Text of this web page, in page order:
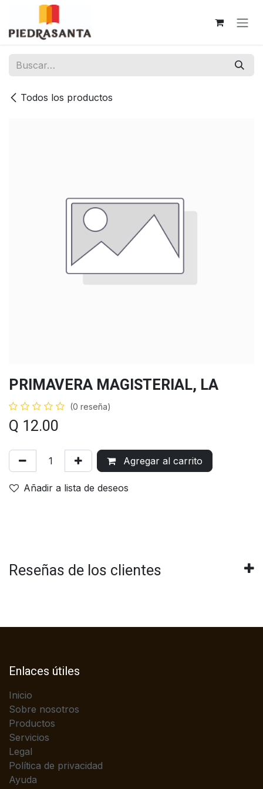
Ir al contenido
Todos los productos
PRIMAVERA MAGISTERIAL, LA
(0 reseña)
Q 12.00
Agregar al carrito
Añadir a lista de deseos
Reseñas de los clientes
Enlaces útiles
Inicio
Sobre nosotros
Productos
Servicios
Legal
Política de privacidad
Ayuda